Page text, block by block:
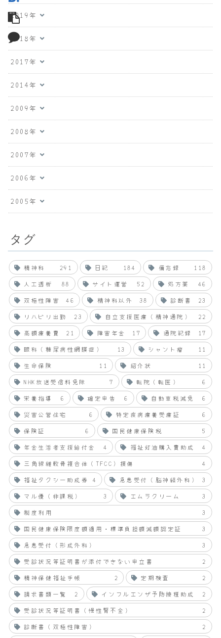
2019年
2018年
2017年
2014年
2009年
2008年
2007年
2006年
2005年
タグ
精神科 291 日記 184 備忘録
118
人工透析
88 サイト運営 52 処方薬
46
双極性障害
46 精神科以外 38 診断書
23
リハビリ出勤
23 自立支援医療（精神通院）
22
高額療養費
21 障害年金 17 通院記録
17
眼科（糖尿病性網膜症）
13 シャント瘤
11
生命保険
11 紹介状
11
NHK放送受信料免除
7 転院（転医）
6
栄養指導
6 確定申告 6 自動車税減免
6
災害公営住宅
6 特定疾病療養受療証
6
保険証
6 国民健康保険税
5
年金生活者支援給付金
4 福祉灯油購入費助成
4
三角線維軟骨複合体（TFCC）損傷
4
福祉タクシー助成券
4 急患受付（脳神経外科）
3
マル優（非課税）
3 エムラクリーム
3
制度利用
3
国民健康保険限度額適用・標準負担額減額認定証
3
急患受付（形成外科）
3
受診状況等証明書が添付できない申立書
2
精神保健福祉手帳
2 定期検査
2
請求書類一覧
2 インフルエンザ予防接種助成
2
受診状況等証明書（慢性腎不全）
2
診断書（双極性障害）
2